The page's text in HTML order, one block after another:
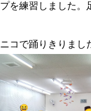
を練習しました
コで踊りきりまし